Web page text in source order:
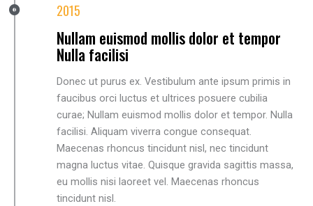
2015
Nullam euismod mollis dolor et tempor
Nulla facilisi
Donec ut purus ex. Vestibulum ante ipsum primis in
faucibus orci luctus et ultrices posuere cubilia
curae; Nullam euismod mollis dolor et tempor. Nulla
facilisi. Aliquam viverra congue consequat.
Maecenas rhoncus tincidunt nisl, nec tincidunt
magna luctus vitae. Quisque gravida sagittis massa,
eu mollis nisi laoreet vel. Maecenas rhoncus
tincidunt nisl.